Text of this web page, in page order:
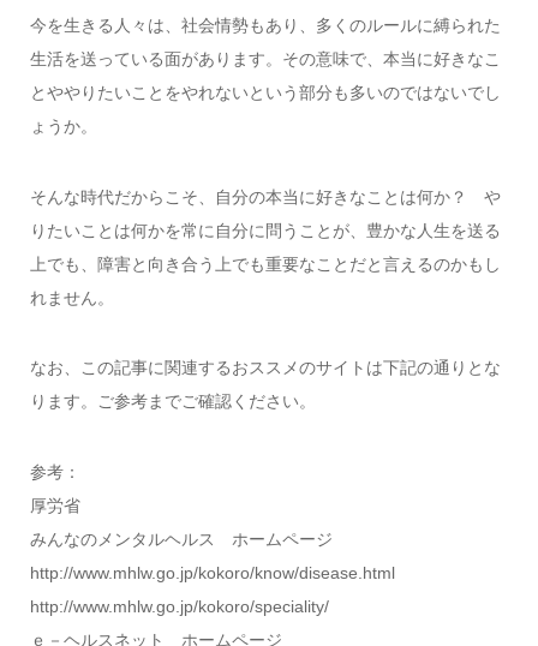
今を生きる人々は、社会情勢もあり、多くのルールに縛られた
生活を送っている面があります。その意味で、本当に好きなこ
とややりたいことをやれないという部分も多いのではないでし
ょうか。
そんな時代だからこそ、自分の本当に好きなことは何か？ や
りたいことは何かを常に自分に問うことが、豊かな人生を送る
上でも、障害と向き合う上でも重要なことだと言えるのかもし
れません。
なお、この記事に関連するおススメのサイトは下記の通りとな
ります。ご参考までご確認ください。
参考：
厚労省
みんなのメンタルヘルス ホームページ
http://www.mhlw.go.jp/kokoro/know/disease.html
http://www.mhlw.go.jp/kokoro/speciality/
ｅ－ヘルスネット ホームページ